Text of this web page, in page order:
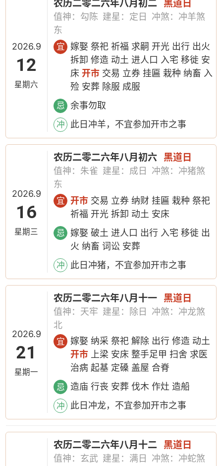
2026.9
12
星期六
农历二零二六年八月初二 黑道日
值神：勾陈 建星：定日
冲煞：冲羊煞
东
宜
嫁娶 祭祀 祈福 求嗣 开光 出行 出火
拆卸 修造 动土 进人口 入宅 移徙 安
床开市 交易 立券 挂匾 栽种 纳畜 入
殓 安葬 除服 成服
忌 余事勿取
冲 此日冲羊，不宜参加开市之事
2026.9
16
星期三
农历二零二六年八月初六 黑道日
值神：朱雀 建星：成日
冲煞：冲猪煞
东
宜 开市 交易 立券 纳财 挂匾 栽种 祭祀
祈福 开光 拆卸 动土 安床
忌
嫁娶 破土 进人口 出行 入宅 移徙 出
火 纳畜 词讼 安葬
冲 此日冲猪，不宜参加开市之事
2026.9
21
星期一
农历二零二六年八月十一 黑道日
值神：天牢 建星：除日
冲煞：冲龙煞
北
宜
嫁娶 纳采 祭祀 解除 出行 修造 动土
开市 上梁 安床 整手足甲 扫舍 求医
治病 起基 定磉 盖屋 合脊
忌 造庙 行丧 安葬 伐木 作灶 造船
冲 此日冲龙，不宜参加开市之事
农历二零二六年八月十二 黑道日
值神：玄武 建星：满日
冲煞：冲蛇煞